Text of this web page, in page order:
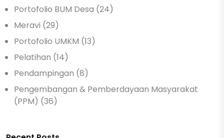
Portofolio BUM Desa (24)
Meravi (29)
Portofolio UMKM (13)
Pelatihan (14)
Pendampingan (8)
Pengembangan & Pemberdayaan Masyarakat
(PPM) (36)